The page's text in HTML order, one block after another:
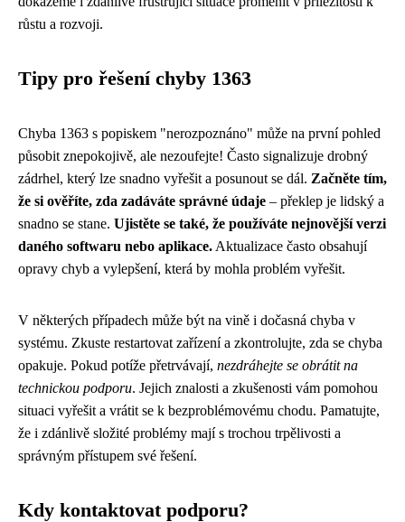
růstu a rozvoji.
Tipy pro řešení chyby 1363
Chyba 1363 s popiskem "nerozpoznáno" může na první pohled
působit znepokojivě, ale nezoufejte! Často signalizuje drobný
zádrhel, který lze snadno vyřešit a posunout se dál. Začněte tím,
že si ověříte, zda zadáváte správné údaje – překlep je lidský a
snadno se stane. Ujistěte se také, že používáte nejnovější verzi
daného softwaru nebo aplikace. Aktualizace často obsahují
opravy chyb a vylepšení, která by mohla problém vyřešit.
V některých případech může být na vině i dočasná chyba v
systému. Zkuste restartovat zařízení a zkontrolujte, zda se chyba
opakuje. Pokud potíže přetrvávají, nezdráhejte se obrátit na
technickou podporu. Jejich znalosti a zkušenosti vám pomohou
situaci vyřešit a vrátit se k bezproblémovému chodu. Pamatujte,
že i zdánlivě složité problémy mají s trochou trpělivosti a
správným přístupem své řešení.
Kdy kontaktovat podporu?